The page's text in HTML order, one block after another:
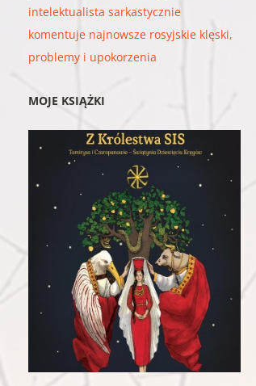
intelektualista sarkastycznie
komentuje najnowsze rosyjskie klęski,
problemy i upokorzenia
MOJE KSIĄŻKI